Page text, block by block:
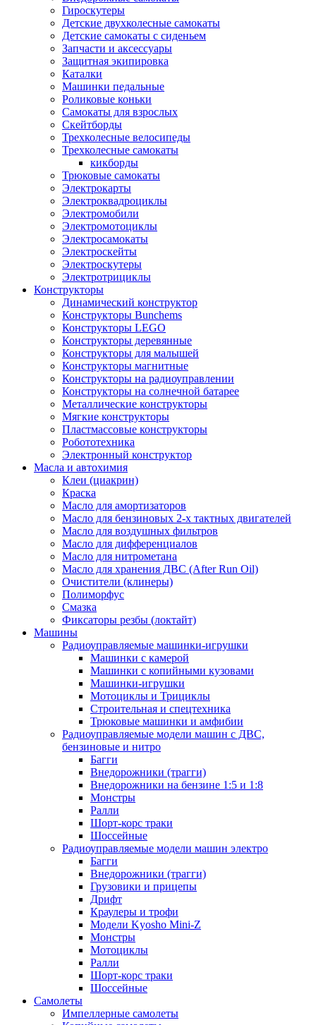
Гироскутеры
Детские двухколесные самокаты
Детские самокаты с сиденьем
Запчасти и аксессуары
Защитная экипировка
Каталки
Машинки педальные
Роликовые коньки
Самокаты для взрослых
Скейтборды
Трехколесные велосипеды
Трехколесные самокаты
кикборды
Трюковые самокаты
Электрокарты
Электроквадроциклы
Электромобили
Электромотоциклы
Электросамокаты
Электроскейты
Электроскутеры
Электротрициклы
Конструкторы
Динамический конструктор
Конструкторы Bunchems
Конструкторы LEGO
Конструкторы деревянные
Конструкторы для малышей
Конструкторы магнитные
Конструкторы на радиоуправлении
Конструкторы на солнечной батарее
Металлические конструкторы
Мягкие конструкторы
Пластмассовые конструкторы
Робототехника
Электронный конструктор
Масла и автохимия
Клеи (циакрин)
Краска
Масло для амортизаторов
Масло для бензиновых 2-х тактных двигателей
Масло для воздушных фильтров
Масло для дифференциалов
Масло для нитрометана
Масло для хранения ДВС (After Run Oil)
Очистители (клинеры)
Полиморфус
Смазка
Фиксаторы резбы (локтайт)
Машины
Радиоуправляемые машинки-игрушки
Машинки с камерой
Машинки с копийными кузовами
Машинки-игрушки
Мотоциклы и Трициклы
Строительная и спецтехника
Трюковые машинки и амфибии
Радиоуправляемые модели машин с ДВС,
бензиновые и нитро
Багги
Внедорожники (трагги)
Внедорожники на бензине 1:5 и 1:8
Монстры
Ралли
Шорт-корс траки
Шоссейные
Радиоуправляемые модели машин электро
Багги
Внедорожники (трагги)
Грузовики и прицепы
Дрифт
Краулеры и трофи
Модели Kyosho Mini-Z
Монстры
Мотоциклы
Ралли
Шорт-корс траки
Шоссейные
Самолеты
Импеллерные самолеты